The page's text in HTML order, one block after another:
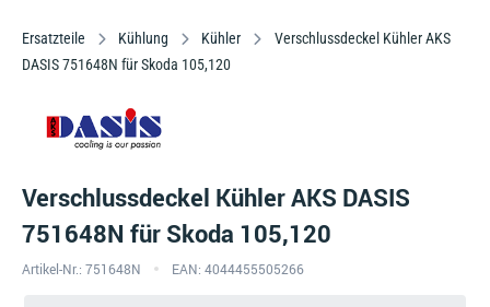
Ersatzteile Kühlung Kühler
Verschlussdeckel Kühler AKS
DASIS 751648N für Skoda 105,120
Verschlussdeckel Kühler AKS DASIS
751648N für Skoda 105,120
Artikel-Nr.: 751648N EAN: 4044455505266